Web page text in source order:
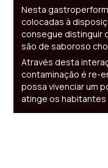
Nesta
colocadas à
consegue distinguir
são de saboroso
Através desta
contaminação é re-
possa vivenciar um
atinge os habitantes